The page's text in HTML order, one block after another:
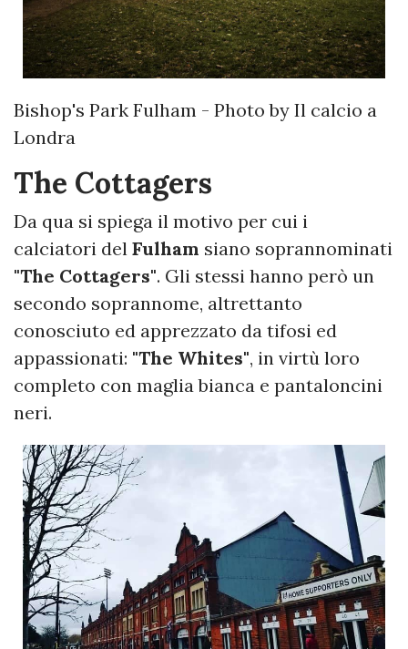
Bishop's Park Fulham - Photo by Il calcio a
Londra
The Cottagers
Da qua si spiega il motivo per cui i
calciatori del Fulham siano soprannominati
"The Cottagers". Gli stessi hanno però un
secondo soprannome, altrettanto
conosciuto ed apprezzato da tifosi ed
appassionati: "The Whites", in virtù loro
completo con maglia bianca e pantaloncini
neri.